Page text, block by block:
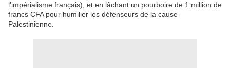
l’impérialisme français), et en lâchant un pourboire de 1 million de
francs CFA pour humilier les défenseurs de la cause
Palestinienne.